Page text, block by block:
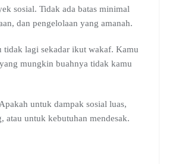
sosial. Tidak ada batas minimal
dan pengelolaan yang amanah.
tidak lagi sekadar ikut wakaf. Kamu
mungkin buahnya tidak kamu
untuk dampak sosial luas,
atau untuk kebutuhan mendesak.